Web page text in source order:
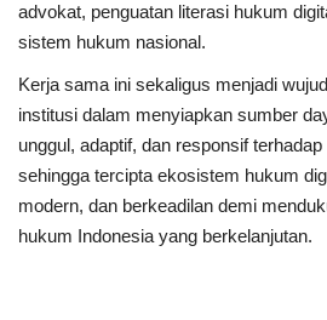
advokat, penguatan literasi hukum
sistem hukum nasional.
Kerja sama ini sekaligus menjadi
institusi dalam menyiapkan sumber
unggul, adaptif, dan responsif
sehingga tercipta ekosistem hukum
modern, dan berkeadilan demi
hukum Indonesia yang berkelanjutan.